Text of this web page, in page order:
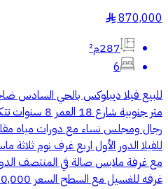
870,000
§
287م²
6
متر جنوبية
رجال ومجلس نساء مع دورات مياه
للفيلا الدور الأول اربع غرف نوم ثلاثة
مع غرفة ملابس صالة في المنتصف
غرفه للغسيل مع السطح السعر 870,000الف